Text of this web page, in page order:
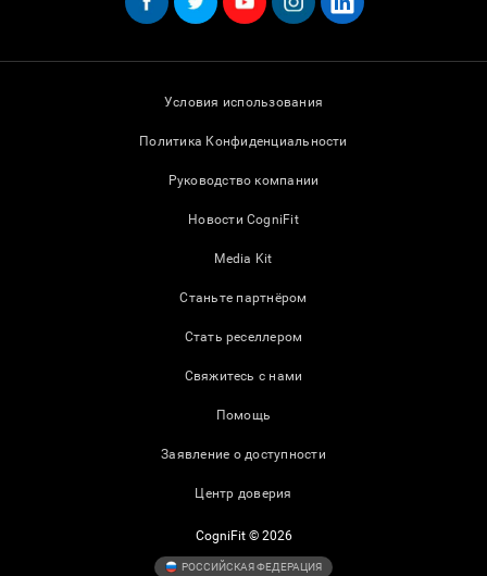
Условия использования
Политика Конфиденциальности
Руководство компании
Новости CogniFit
Media Kit
Станьте партнёром
Стать реселлером
Свяжитесь с нами
Помощь
Заявление о доступности
Центр доверия
CogniFit © 2026
РОССИЙСКАЯ ФЕДЕРАЦИЯ